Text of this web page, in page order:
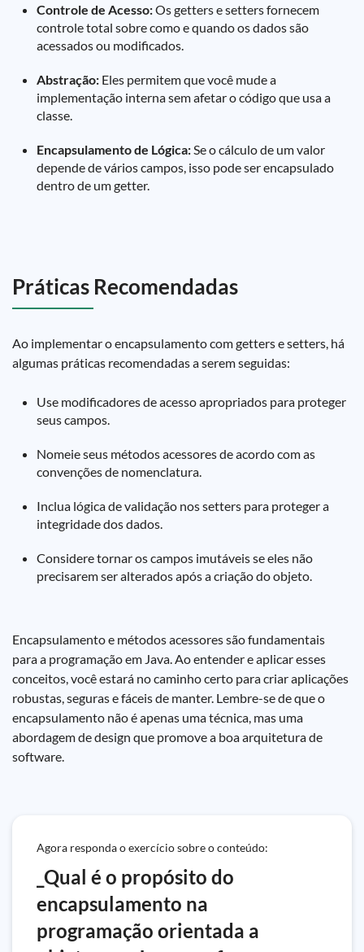
Controle de Acesso:Os getters e setters fornecem
controle total sobre como e quando os dados são
acessados ou modificados.
Abstração: Eles permitem que você mude a
implementação interna sem afetar o código que usa a
classe.
Encapsulamento de Lógica:Se o cálculo de um valor
depende de vários campos, isso pode ser encapsulado
dentro de um getter.
Práticas Recomendadas
Ao implementar o encapsulamento com getters e setters, há
algumas práticas recomendadas a serem seguidas:
Use modificadores de acesso apropriados para proteger
seus campos.
Nomeie seus métodos acessores de acordo com as
convenções de nomenclatura.
Inclua lógica de validação nos setters para proteger a
integridade dos dados.
Considere tornar os campos imutáveis se eles não
precisarem ser alterados após a criação do objeto.
Encapsulamento e métodos acessores são fundamentais
para a programação em Java. Ao entender e aplicar esses
conceitos, você estará no caminho certo para criar aplicações
robustas, seguras e fáceis de manter. Lembre-se de que o
encapsulamento não é apenas uma técnica, mas uma
abordagem de design que promove a boa arquitetura de
software.
Agora responda o exercício sobre o conteúdo:
_Qual é o propósito do
encapsulamento na
programação orientada a